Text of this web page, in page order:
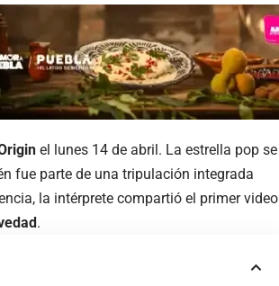
el lunes 14 de abril. La estrella pop se
fue parte de una tripulación integrada
la intérprete compartió el primer video
.